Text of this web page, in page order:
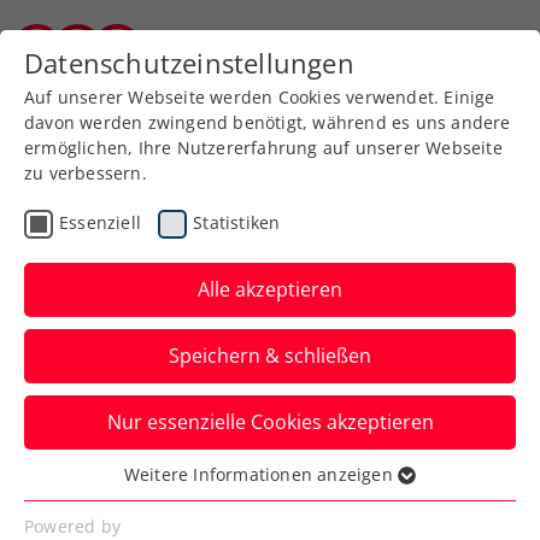
Aktuelle News
News filtern
Datenschutzeinstellungen
Auf unserer Webseite werden Cookies verwendet. Einige
davon werden zwingend benötigt, während es uns andere
ermöglichen, Ihre Nutzererfahrung auf unserer Webseite
zu verbessern.
Essenziell Statistiken
Alle akzeptieren
Speichern & schließen
Nur essenzielle Cookies akzeptieren
Essenziell
Essenzielle Cookies werden für grundlegende
Weitere Informationen anzeigen
Powered by